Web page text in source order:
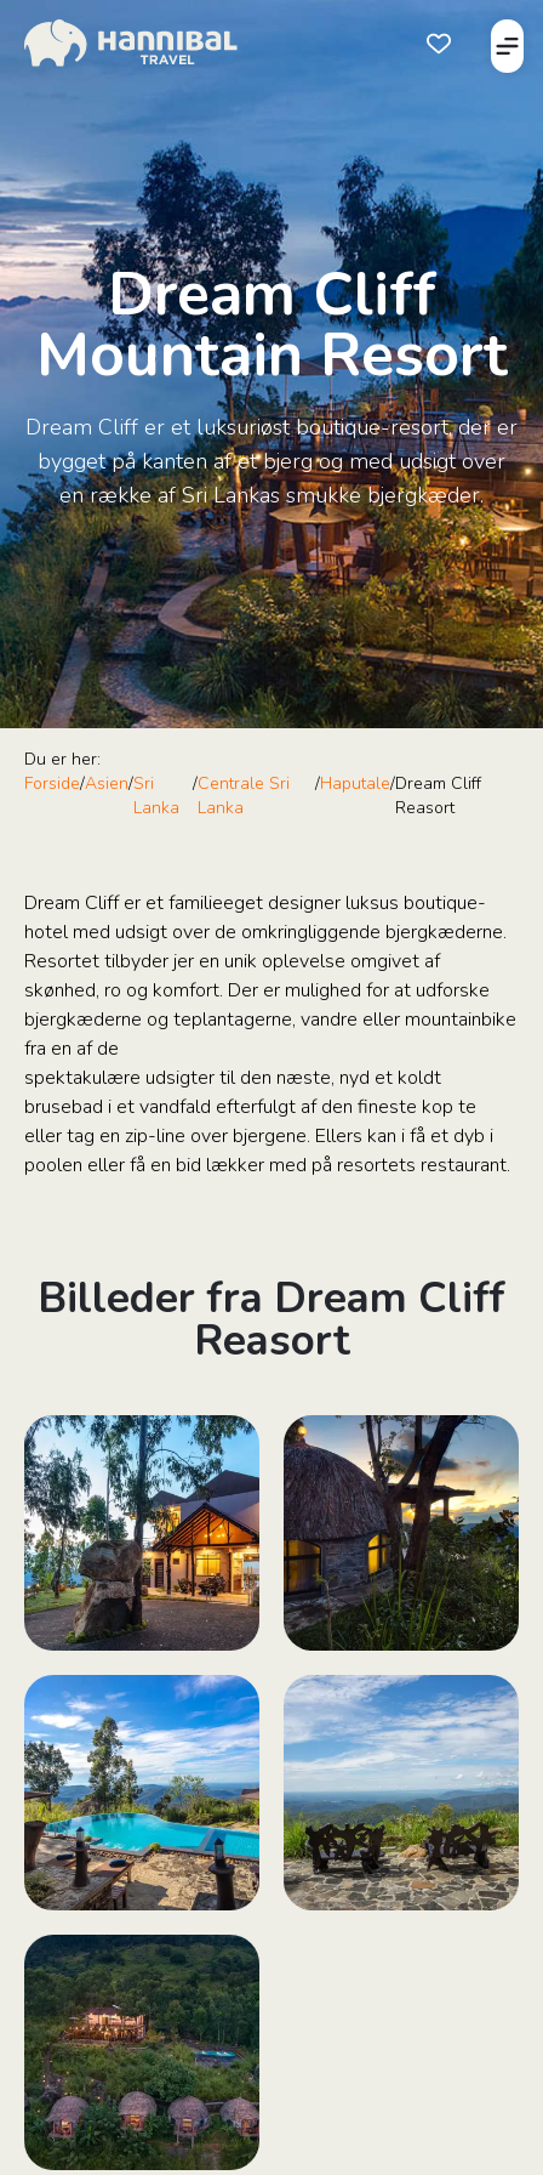
Åben
Dream Cliff
Mountain Resort
Dream Cliff er et luksuriøst boutique-resort, der er
bygget på kanten af et bjerg og med udsigt over
en række af Sri Lankas smukke bjergkæder.
Du er her:
Forside/Asien/Sri
Lanka
/Centrale Sri
Lanka
/Haputale/Dream Cliff
Reasort
Dream Cliff er et familieeget designer luksus boutique-
hotel med udsigt over de omkringliggende bjergkæderne.
Resortet tilbyder jer en unik oplevelse omgivet af
skønhed, ro og komfort. Der er mulighed for at udforske
bjergkæderne og teplantagerne, vandre eller mountainbike
fra en af de
spektakulære udsigter til den næste, nyd et koldt
brusebad i et vandfald efterfulgt af den fineste kop te
eller tag en zip-line over bjergene. Ellers kan i få et dyb i
poolen eller få en bid lækker med på resortets restaurant.
Billeder fra Dream Cliff
Reasort